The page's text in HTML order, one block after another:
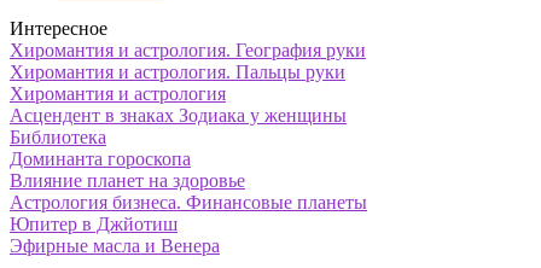
Интересное
Хиромантия и астрология. География руки
Хиромантия и астрология. Пальцы руки
Хиромантия и астрология
Асцендент в знаках Зодиака у женщины
Библиотека
Доминанта гороскопа
Влияние планет на здоровье
Астрология бизнеса. Финансовые планеты
Юпитер в Джйотиш
Эфирные масла и Венера